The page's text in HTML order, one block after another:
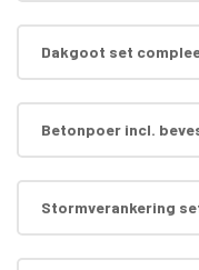
Dakgoot set
Betonpoer incl.
Stormverankering